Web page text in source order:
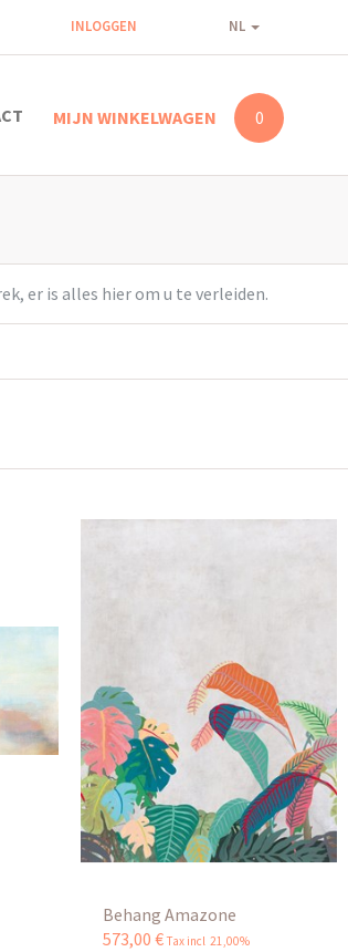
INLOGGEN NL
MIJN WINKELWAGEN 0
er is alles hier om u te verleiden.
Behang Amazone
573,00 € Tax incl 21,00%